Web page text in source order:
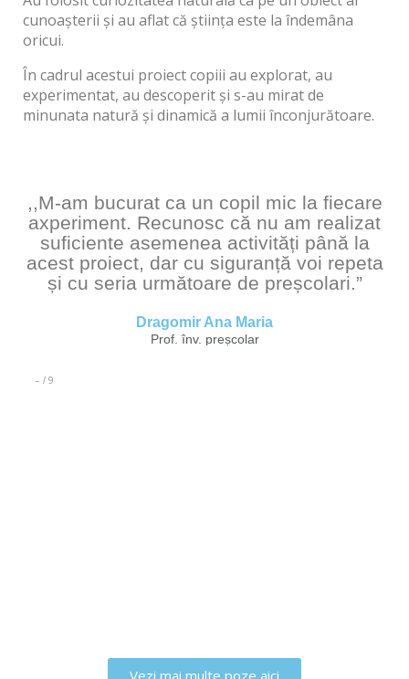
cunoașterii și au aflat că știința este la îndemâna
oricui.
În cadrul acestui proiect copiii au explorat, au
experimentat, au descoperit și s-au mirat de
minunata natură și dinamică a lumii înconjurătoare.
,,M-am bucurat ca un copil mic la fiecare
axperiment. Recunosc că nu am realizat
suficiente asemenea activități până la
acest proiect, dar cu siguranță voi repeta
și cu seria următoare de preșcolari.”
Dragomir Ana Maria
Prof. înv. preșcolar
– / 9